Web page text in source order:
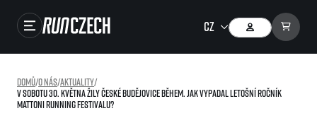
Výsledky
Domů/O nás/Aktuality/
V sobotu 30. května žily České Budějovice během. Jak vypadal letošní ročník
Mattoni Running Festivalu?